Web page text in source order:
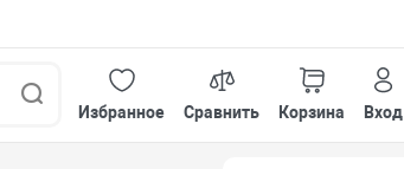
Избранное
Сравнить Корзина Вход